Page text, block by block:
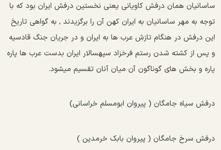
ساسانیان همان درفش کاویانی یعنی نخستین درفش ایران بود که با
توجه به مهر ساسانیان به ایران کهن آن را برگزیدند , به گواهی تاریخ
این درفش در هنگام تازش عرب ها به ایران و در جریان جنگ قادسیه
و پس از کشته شدن رستم فرخزاد سپهسالار ایران بدست عرب ها پاره
پاره و بخش های گوناگون آن میان آنان تقسیم میشود.
درفش سیاه جامگان ( پیروان ابومسلم خراسانی)
درفش سرخ جامگان ( پیروان بابک خرمدین )